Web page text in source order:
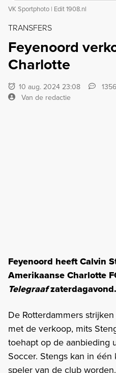
VK Sportphoto | Edit 1908.nl
TRANSFERS
Feyenoord
Charlotte
10 aug. 2024 23:08
Van de redactie
Feyenoord heeft Calvin
Amerikaanse Charlotte
Telegraafzaterdagavond.
De Rotterdammers
met de verkoop, mits
toehapt op de aanbieding
Soccer. Stengs kan in
speler van de club worden.